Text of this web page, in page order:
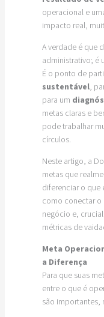
operacional e
impacto real,
A verdade é que
administrativo; é
É o ponto de
sustentável,
para um
metas claras e
pode trabalhar
círculos.
Neste artigo, a
metas que
diferenciar o que
como conectar
negócio e,
métricas de
Meta
a Diferença
Para que suas
entre o que é
são importantes,